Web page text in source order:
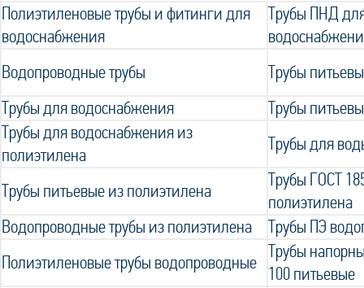
Полиэтиленовые трубы и фитинги для
водоснабжения
Трубы ПНД
Водопроводные трубы
Трубы
Трубы для водоснабжения
Трубы
Трубы для водоснабжения из
полиэтилена
Трубы для
Трубы питьевые из полиэтилена
Трубы ГОСТ
полиэтилена
Водопроводные трубы из полиэтилена
Трубы ПЭ
Полиэтиленовые трубы водопроводные
Трубы
100 питьевые